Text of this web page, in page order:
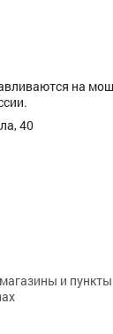
на
40
и пункты